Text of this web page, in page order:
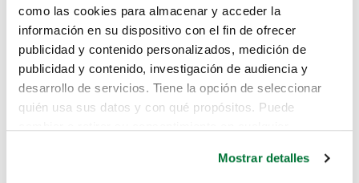
como las cookies para almacenar y acceder la
información en su dispositivo con el fin de ofrecer
publicidad y contenido personalizados, medición de
publicidad y contenido, investigación de audiencia y
desarrollo de servicios. Tiene la opción de seleccionar
quién usa sus datos y con qué propósitos. Puede
Mostrar detalles
Lo sentimos, no sabemos como
te hemos traido hasta aquí.
Pero puedes encontrar el coche que estás
buscando en alguno de estos enlaces: